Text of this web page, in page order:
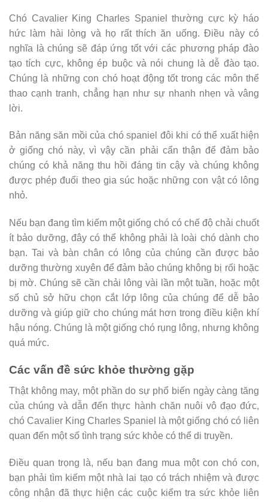
Chó Cavalier King Charles Spaniel thường cực kỳ háo
hức làm hài lòng và họ rất thích ăn uống. Điều này có
nghĩa là chúng sẽ đáp ứng tốt với các phương pháp đào
tạo tích cực, không ép buộc và nói chung là dễ đào tạo.
Chúng là những con chó hoạt động tốt trong các môn thể
thao cạnh tranh, chẳng hạn như sự nhanh nhẹn và vâng
lời.
Bản năng săn mồi của chó spaniel đôi khi có thể xuất hiện
ở giống chó này, vì vậy cần phải cẩn thận để đảm bảo
chúng có khả năng thu hồi đáng tin cậy và chúng không
được phép đuổi theo gia súc hoặc những con vật có lông
nhỏ.
Nếu bạn đang tìm kiếm một giống chó có chế độ chải chuốt
ít bảo dưỡng, đây có thể không phải là loài chó dành cho
bạn. Tai và bàn chân có lông của chúng cần được bảo
dưỡng thường xuyên để đảm bảo chúng không bị rối hoặc
bị mờ. Chúng sẽ cần chải lông vài lần một tuần, hoặc một
số chủ sở hữu chọn cắt lớp lông của chúng để dễ bảo
dưỡng và giúp giữ cho chúng mát hơn trong điều kiện khí
hậu nóng. Chúng là một giống chó rụng lông, nhưng không
quá mức.
Các vấn đề sức khỏe thường gặp
Thật không may, một phần do sự phổ biến ngày càng tăng
của chúng và dẫn đến thực hành chăn nuôi vô đạo đức,
chó Cavalier King Charles Spaniel là một giống chó có liên
quan đến một số tình trạng sức khỏe có thể di truyền.
Điều quan trọng là, nếu bạn đang mua một con chó con,
bạn phải tìm kiếm một nhà lai tạo có trách nhiệm và được
công nhận đã thực hiện các cuộc kiểm tra sức khỏe liên